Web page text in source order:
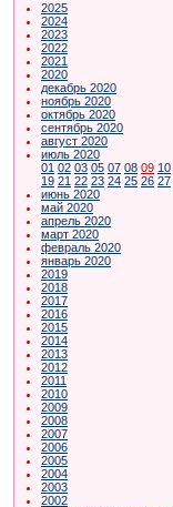
2025
2024
2023
2022
2021
2020
декабрь 2020
ноябрь 2020
октябрь 2020
сентябрь 2020
август 2020
июль 2020
01 02 03 05 07 08 09 10
19 21 22 23 24 25 26 27
июнь 2020
май 2020
апрель 2020
март 2020
февраль 2020
январь 2020
2019
2018
2017
2016
2015
2014
2013
2012
2011
2010
2009
2008
2007
2006
2005
2004
2003
2002